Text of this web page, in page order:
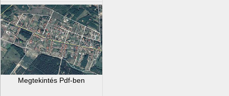
Megtekintés Pdf-ben